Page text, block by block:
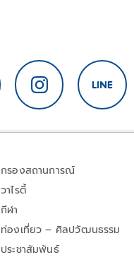
กรองสถานการณ์
วาไรตี้
กีฬา
ท่องเที่ยว – ศิลปวัฒนธรรม
ประชาสัมพันธ์